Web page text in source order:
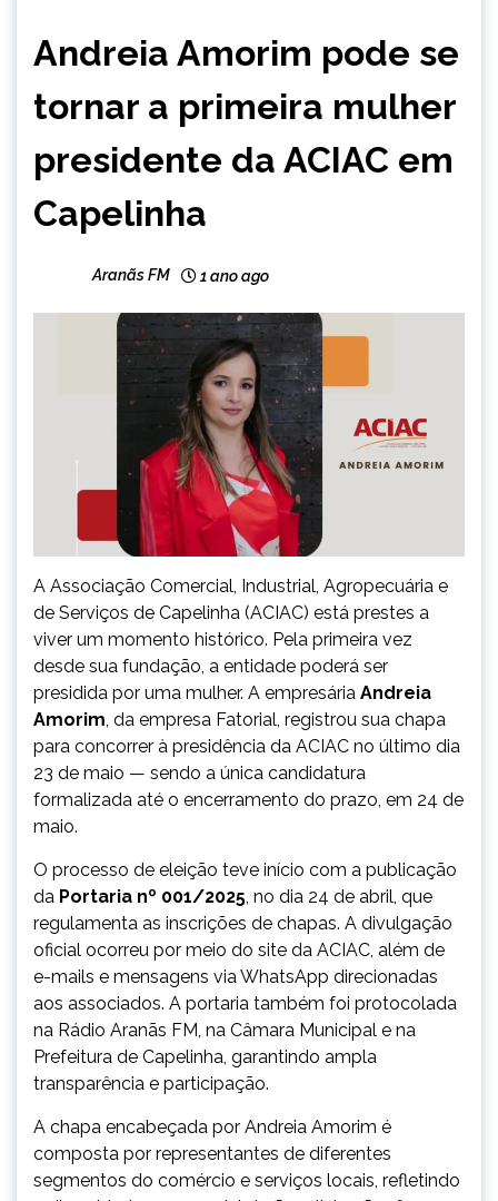
Andreia Amorim pode se
tornar a primeira mulher
presidente da ACIAC em
Capelinha
Aranãs FM 1 ano ago
A Associação Comercial, Industrial, Agropecuária e
de Serviços de Capelinha (ACIAC) está prestes a
viver um momento histórico. Pela primeira vez
desde sua fundação, a entidade poderá ser
presidida por uma mulher. A empresária Andreia
Amorim , da empresa Fatorial, registrou sua chapa
para concorrer à presidência da ACIAC no último dia
23 de maio — sendo a única candidatura
formalizada até o encerramento do prazo, em 24 de
maio.
O processo de eleição teve início com a publicação
da Portaria nº 001/2025 , no dia 24 de abril, que
regulamenta as inscrições de chapas. A divulgação
oficial ocorreu por meio do site da ACIAC, além de
e-mails e mensagens via WhatsApp direcionadas
aos associados. A portaria também foi protocolada
na Rádio Aranãs FM, na Câmara Municipal e na
Prefeitura de Capelinha, garantindo ampla
transparência e participação.
A chapa encabeçada por Andreia Amorim é
composta por representantes de diferentes
segmentos do comércio e serviços locais, refletindo